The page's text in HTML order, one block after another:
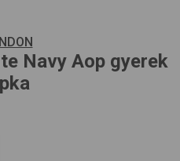
Navy Aop gyerek